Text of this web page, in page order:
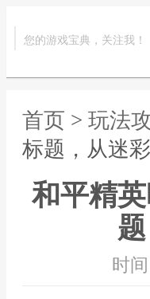
您的游戏宝典，关注我！
首页 > 玩法
标题，从迷
和平精
时